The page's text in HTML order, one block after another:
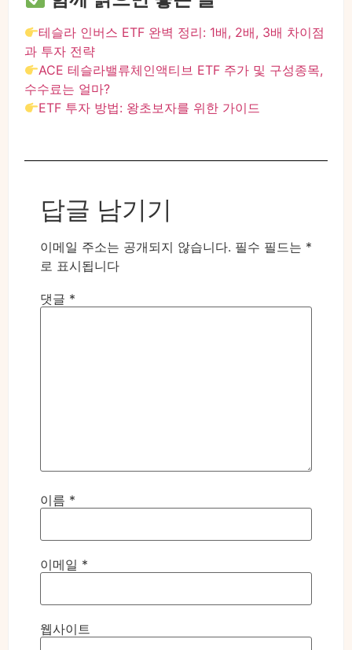
테슬라 인버스 ETF 완벽 정리: 1배, 2배, 3배 차이점
과 투자 전략
ACE 테슬라밸류체인액티브 ETF 주가 및 구성종목,
수수료는 얼마?
ETF 투자 방법: 왕초보자를 위한 가이드
답글 남기기
이메일 주소는 공개되지 않습니다. 필수 필드는 *
로 표시됩니다
댓글 *
이름 *
이메일 *
웹사이트